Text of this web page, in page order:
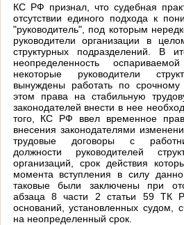
КС РФ признал, что судебная
отсутствии единого подхода к
"руководитель", под которым
руководители организации в
структурных подразделений. В
неопределенность
некоторые руководители
вынуждены работать по
этом права на стабильную
законодателей внести в нее
того, КС РФ ввел временное
внесения законодателями
трудовые договоры с
должности руководителей
организаций, срок действия
момента вступления в силу
таковые были заключены при
абзаца 8 части 2 статьи 59 ТК
оснований, установленных судом,
на неопределенный срок.